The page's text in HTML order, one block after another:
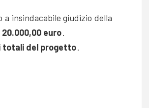
insindacabile giudizio della
20.000,00 euro.
totali del progetto.